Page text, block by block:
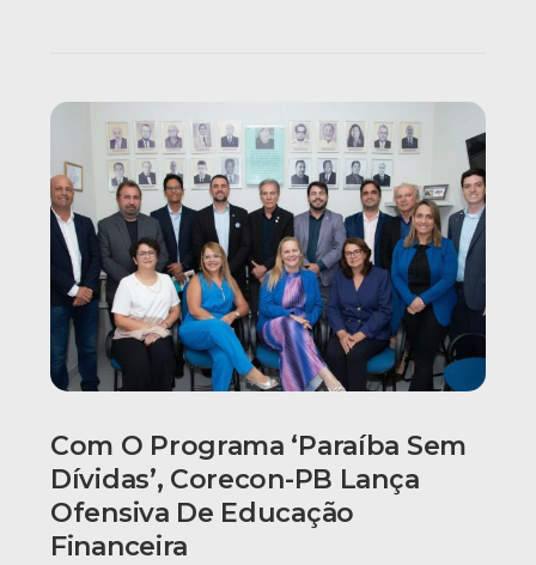
Com O Programa ‘Paraíba Sem
Dívidas’, Corecon-PB Lança
Ofensiva De Educação
Financeira